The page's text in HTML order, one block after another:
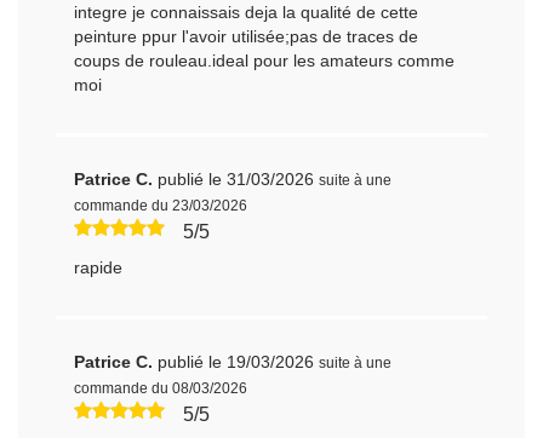
integre je connaissais deja la qualité de cette
peinture ppur l'avoir utilisée;pas de traces de
coups de rouleau.ideal pour les amateurs comme
moi
Patrice C. publié le 31/03/2026 suite à une
commande du 23/03/2026
5/5
rapide
Patrice C. publié le 19/03/2026 suite à une
commande du 08/03/2026
5/5